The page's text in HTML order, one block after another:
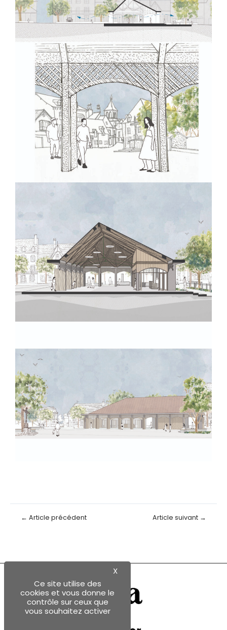
← Article précédent Article suivant →
X
Ce site utilise des
cookies et vous donne le
contrôle sur ceux que
vous souhaitez activer